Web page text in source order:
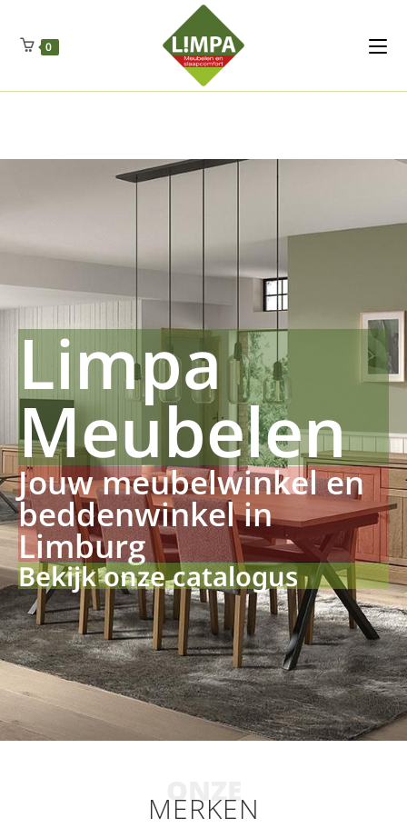
Regenschut
Drueckerpro
Fettsauren Dekemax Kapselmed
Luftkuhlen Zauberfan Netzfenste Insektensc
0
Limpa
Meubelen
Jouw meubelwinkel en
beddenwinkel in
Limburg
Bekijk onze catalogus
ONZE
MERKEN